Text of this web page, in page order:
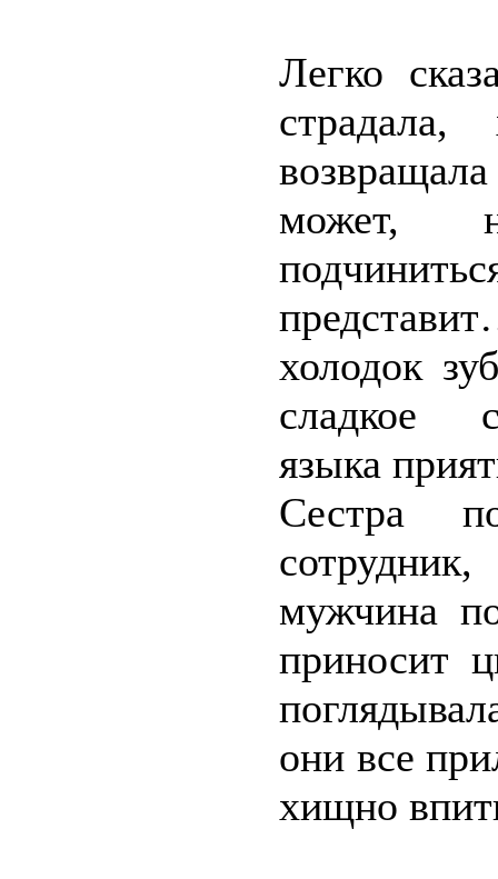
Легко
может,
холодок
сладкое
языка
Сестра
мужчина
приносит
они все
хищно